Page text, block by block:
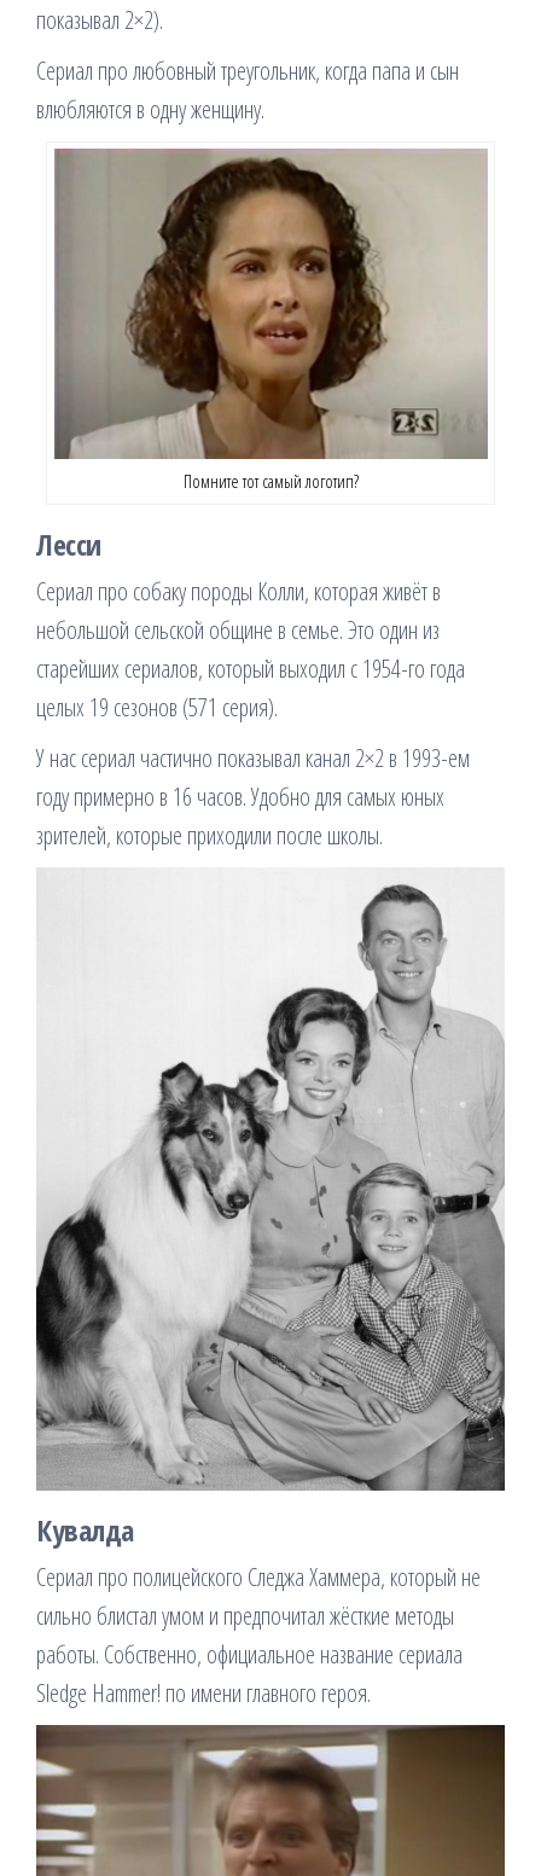
показывал 2×2).
Сериал про любовный треугольник, когда папа и сын
влюбляются в одну женщину.
Помните тот самый логотип?
Лесси
Сериал про собаку породы Колли, которая живёт в
небольшой сельской общине в семье. Это один из
старейших сериалов, который выходил с 1954-го года
целых 19 сезонов (571 серия).
У нас сериал частично показывал канал 2×2 в 1993-ем
году примерно в 16 часов. Удобно для самых юных
зрителей, которые приходили после школы.
Кувалда
Сериал про полицейского Следжа Хаммера, который не
сильно блистал умом и предпочитал жёсткие методы
работы. Собственно, официальное название сериала
Sledge Hammer! по имени главного героя.